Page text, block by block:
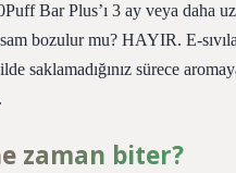
Bar Plus’ı 3 ay veya daha
bozulur mu? HAYIR. E-
saklamadığınız sürece
zaman biter?